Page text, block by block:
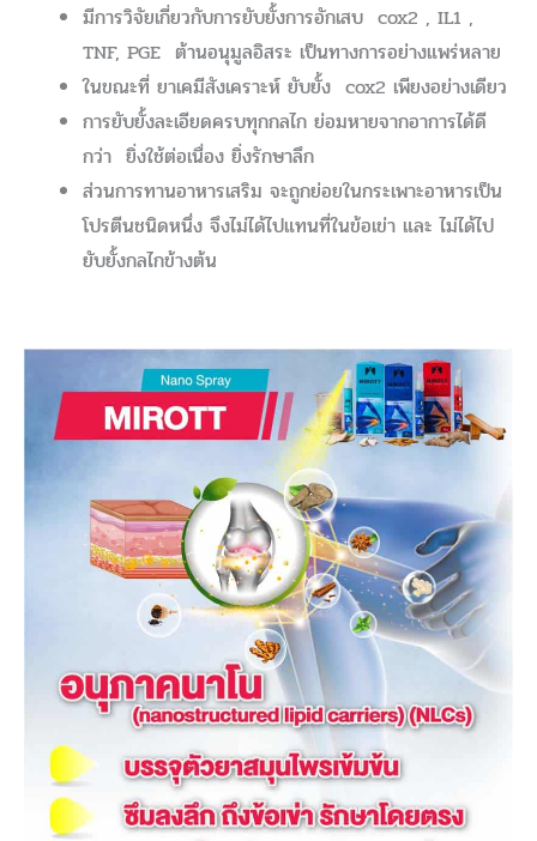
มีการวิจัยเกี่ยวกับการยับยั้งการอักเสบ cox2 , IL1 ,
TNF, PGE ต้านอนุมูลอิสระ เป็นทางการอย่างแพร่หลาย
ในขณะที่ ยาเคมีสังเคราะห์ ยับยั้ง cox2 เพียงอย่างเดียว
การยับยั้งละเอียดครบทุกกลไก ย่อมหายจากอาการได้ดี
กว่า ยิ่งใช้ต่อเนื่อง ยิ่งรักษาลึก
ส่วนการทานอาหารเสริม จะถูกย่อยในกระเพาะอาหารเป็น
โปรตีนชนิดหนึ่ง จึงไม่ได้ไปแทนที่ในข้อเข่า และ ไม่ได้ไป
ยับยั้งกลไกข้างต้น